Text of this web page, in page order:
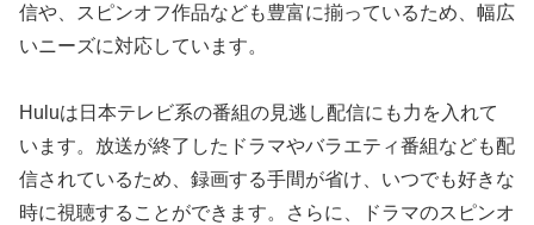
信や、スピンオフ作品なども豊富に揃っているため、幅広
いニーズに対応しています。
Huluは日本テレビ系の番組の見逃し配信にも力を入れて
います。放送が終了したドラマやバラエティ番組なども配
信されているため、録画する手間が省け、いつでも好きな
時に視聴することができます。さらに、ドラマのスピンオ